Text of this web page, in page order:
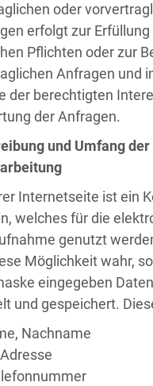
oder
erfolgt zur
Pflichten oder zur
Anfragen und
der berechtigten
der Anfragen.
und Umfang der
Internetseite ist ein
welches für die
genutzt
Möglichkeit wahr,
eingegeben
und gespeichert.
Nachname